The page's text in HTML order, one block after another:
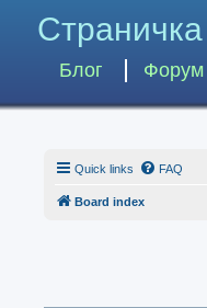
Блог Форум
Quick links FAQ
Board index